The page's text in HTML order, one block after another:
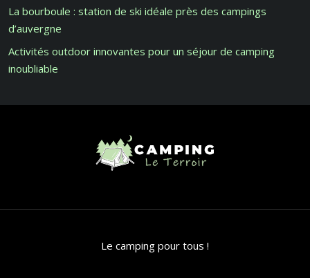
La bourboule : station de ski idéale près des campings
d’auvergne
Activités outdoor innovantes pour un séjour de camping
inoubliable
Le camping pour tous !